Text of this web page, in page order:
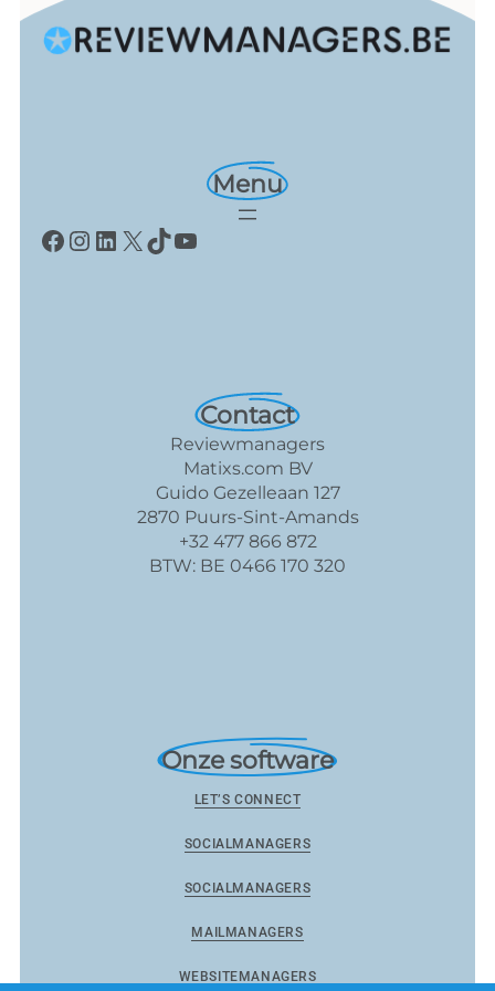
Menu
Facebook
Instagram
LinkedIn
X TikTok
YouTube
Contact
Reviewmanagers
Matixs.com BV
Guido Gezelleaan 127
2870 Puurs-Sint-Amands
+32 477 866 872
BTW: BE 0466 170 320
Onze software
LET’S CONNECT
SOCIALMANAGERS
SOCIALMANAGERS
MAILMANAGERS
WEBSITEMANAGERS